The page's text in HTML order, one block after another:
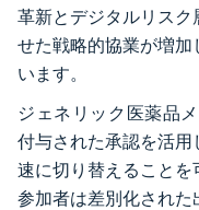
革新とデジタルリス
せた戦略的協業が増
います。
ジェネリック医薬品
付与された承認を活
速に切り替えること
参加者は差別化され